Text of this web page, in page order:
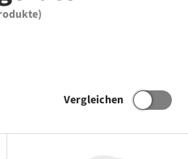
Vergleichen